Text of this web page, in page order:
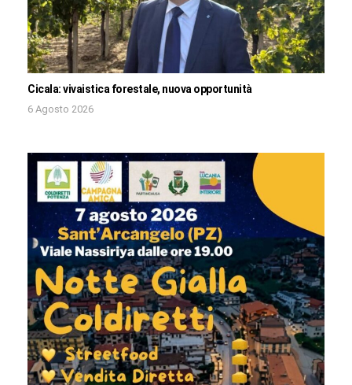
Cicala: vivaistica forestale, nuova opportunità
6 Agosto 2026